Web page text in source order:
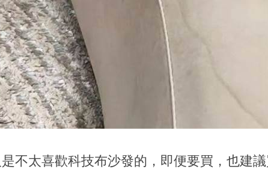
不太喜歡科技布沙發的，即便要買，也建